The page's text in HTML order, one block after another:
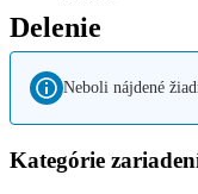
Delenie
Neboli nájdené
Kategórie